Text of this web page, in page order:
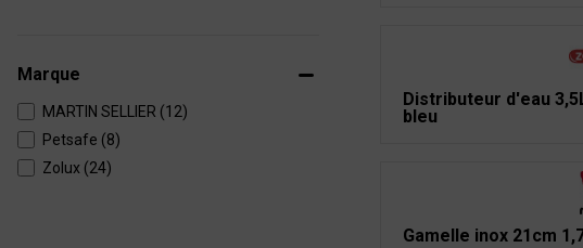
Marque
MARTIN SELLIER (12)
Petsafe (8)
Zolux (24)
Distributeur d'eau
bleu
Gamelle inox 21cm